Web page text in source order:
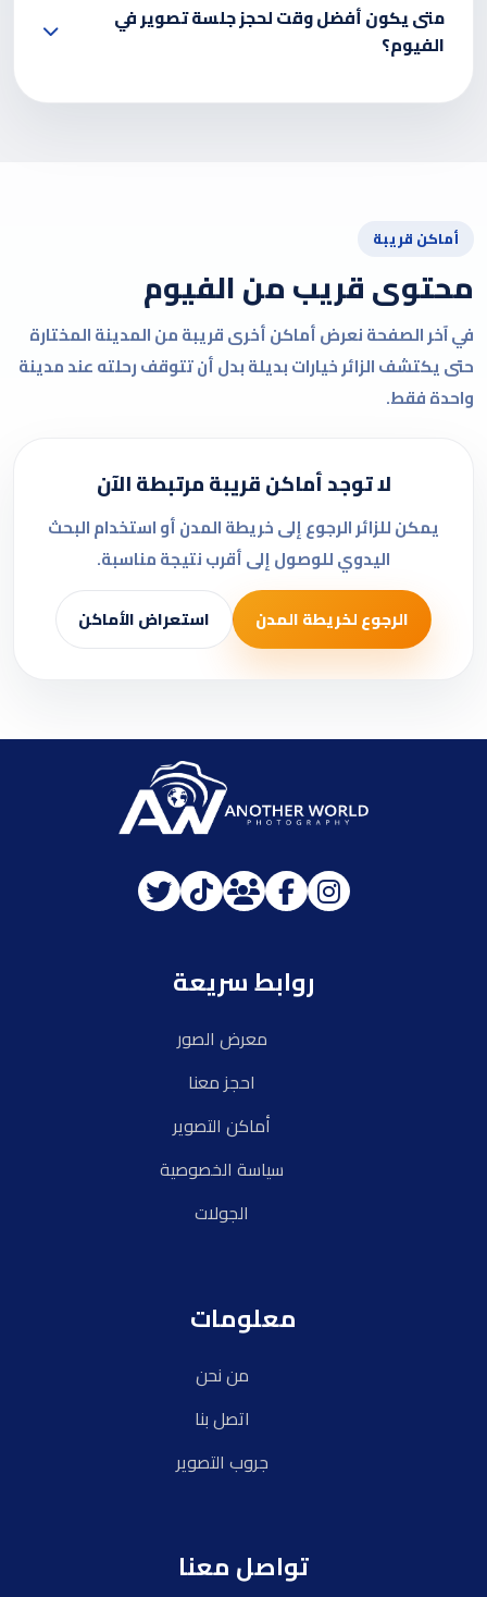
متى يكون أفضل وقت لحجز جلسة تصوير في
الفيوم؟
أماكن قريبة
محتوى قريب من الفيوم
في آخر الصفحة نعرض أماكن أخرى قريبة من المدينة المختارة
حتى يكتشف الزائر خيارات بديلة بدل أن تتوقف رحلته عند مدينة
واحدة فقط.
لا توجد أماكن قريبة مرتبطة الآن
يمكن للزائر الرجوع إلى خريطة المدن أو استخدام البحث
اليدوي للوصول إلى أقرب نتيجة مناسبة.
الرجوع لخريطة المدن استعراض الأماكن
روابط سريعة
معرض الصور
احجز معنا
أماكن التصوير
سياسة الخصوصية
الجولات
معلومات
من نحن
اتصل بنا
جروب التصوير
تواصل معنا